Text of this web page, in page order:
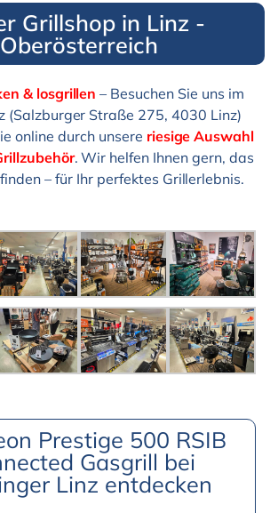
Grillshop in Linz -
Oberösterreich
& losgrillen – Besuchen Sie uns im
(Salzburger Straße 275, 4030 Linz)
online durch unsere riesige Auswahl
. Wir helfen Ihnen gern, das
– für Ihr perfektes Grillerlebnis.
Prestige 500 RSIB
Gasgrill bei
Linz entdecken